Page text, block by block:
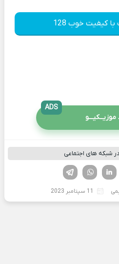
کیفیت خوب 128
موزیــکیـــو
ADS
شبکه های اجتماعی
لینکدین تویتر
فیسوک
11 سپتامبر 2023